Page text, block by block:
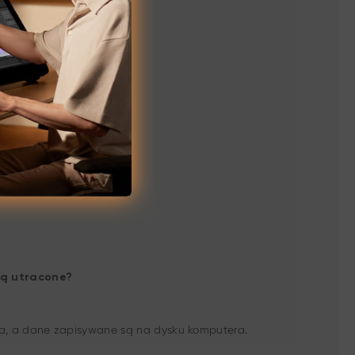
utracone?
a dane zapisywane są na dysku komputera.